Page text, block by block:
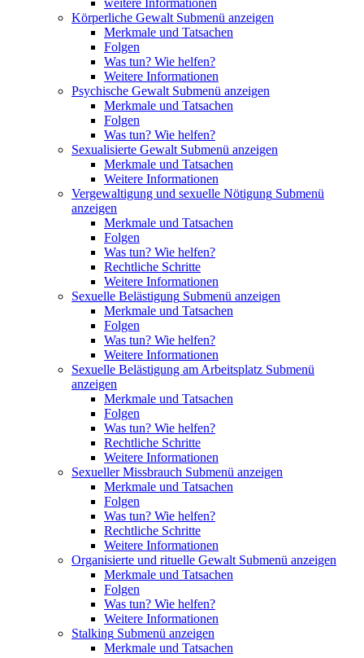
weitere Informationen
Körperliche Gewalt Submenü anzeigen
Merkmale und Tatsachen
Folgen
Was tun? Wie helfen?
Weitere Informationen
Psychische Gewalt Submenü anzeigen
Merkmale und Tatsachen
Folgen
Was tun? Wie helfen?
Sexualisierte Gewalt Submenü anzeigen
Merkmale und Tatsachen
Weitere Informationen
Vergewaltigung und sexuelle Nötigung Submenü
anzeigen
Merkmale und Tatsachen
Folgen
Was tun? Wie helfen?
Rechtliche Schritte
Weitere Informationen
Sexuelle Belästigung Submenü anzeigen
Merkmale und Tatsachen
Folgen
Was tun? Wie helfen?
Weitere Informationen
Sexuelle Belästigung am Arbeitsplatz Submenü
anzeigen
Merkmale und Tatsachen
Folgen
Was tun? Wie helfen?
Rechtliche Schritte
Weitere Informationen
Sexueller Missbrauch Submenü anzeigen
Merkmale und Tatsachen
Folgen
Was tun? Wie helfen?
Rechtliche Schritte
Weitere Informationen
Organisierte und rituelle Gewalt Submenü anzeigen
Merkmale und Tatsachen
Folgen
Was tun? Wie helfen?
Weitere Informationen
Stalking Submenü anzeigen
Merkmale und Tatsachen